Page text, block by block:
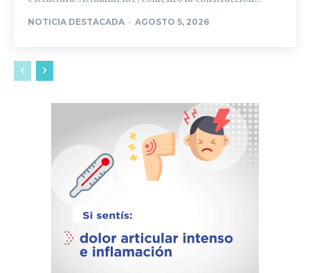
NOTICIA DESTACADA - AGOSTO 5, 2026